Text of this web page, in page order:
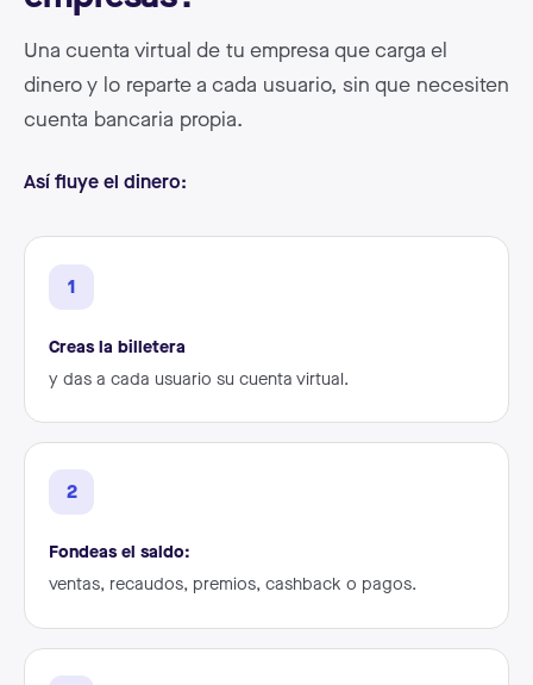
Una cuenta virtual de tu empresa que carga el
dinero y lo reparte a cada usuario, sin que necesiten
cuenta bancaria propia.
Así fluye el dinero:
1
Creas la billetera
y das a cada usuario su cuenta virtual.
2
Fondeas el saldo:
ventas, recaudos, premios, cashback o pagos.